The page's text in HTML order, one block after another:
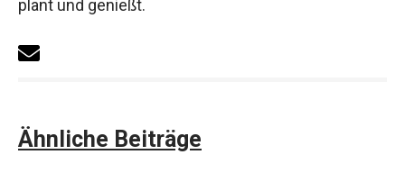
plant und genießt.
Ähnliche Beiträge